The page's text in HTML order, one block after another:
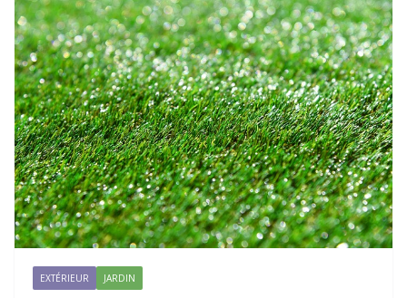
EXTÉRIEUR JARDIN